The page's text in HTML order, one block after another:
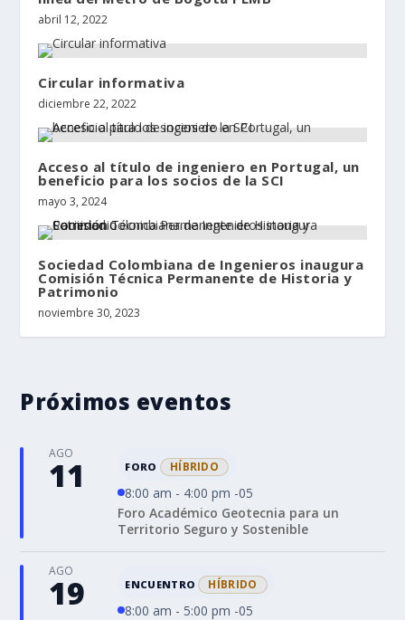
abril 12, 2022
Circular informativa
diciembre 22, 2022
Acceso al título de ingeniero en Portugal, un
beneficio para los socios de la SCI
mayo 3, 2024
Sociedad Colombiana de Ingenieros inaugura
Comisión Técnica Permanente de Historia y
Patrimonio
noviembre 30, 2023
Próximos eventos
AGO
11 FORO HÍBRIDO
8:00 am - 4:00 pm -05
Foro Académico Geotecnia para un
Territorio Seguro y Sostenible
AGO
19 ENCUENTRO HÍBRIDO
8:00 am - 5:00 pm -05